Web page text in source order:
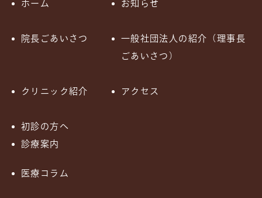
ホーム お知らせ
院長ごあいさつ
一般社団法人の紹介（理事長
ごあいさつ）
クリニック紹介 アクセス
初診の方へ
診療案内
医療コラム